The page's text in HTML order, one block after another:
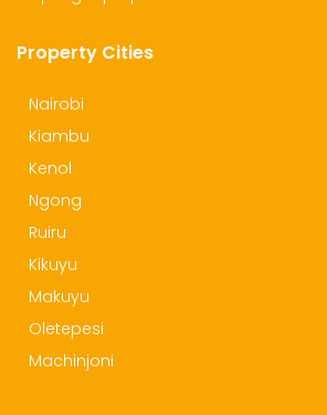
Property Cities
Nairobi
Kiambu
Kenol
Ngong
Ruiru
Kikuyu
Makuyu
Oletepesi
Machinjoni